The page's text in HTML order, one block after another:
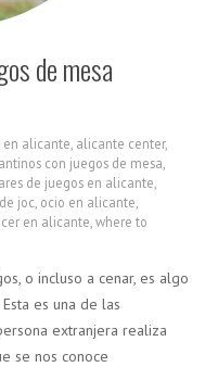
de mesa
en alicante alicante center,
con juegos de mesa
de juegos en alicante
joc ocio en alicante
en alicante where to
o incluso a cenar, es algo
es una de las
extranjera realiza
se nos conoce